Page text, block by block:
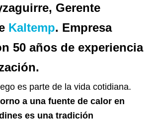
Gerente
Kaltemp. Empresa
50 años de experiencia
es parte de la vida cotidiana.
a una fuente de calor en
es una tradición